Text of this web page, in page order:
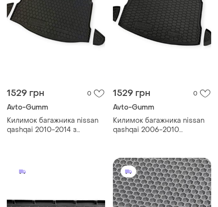
1529 грн 0
Avto-Gumm
Килимок багажника nissan
qashqai 2010-2014 з
1529 грн 0
Avto-Gumm
Килимок багажника nissan
qashqai 2006-2010